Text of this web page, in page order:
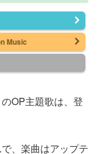
Music
OP主題歌は、登
、楽曲はアップテ